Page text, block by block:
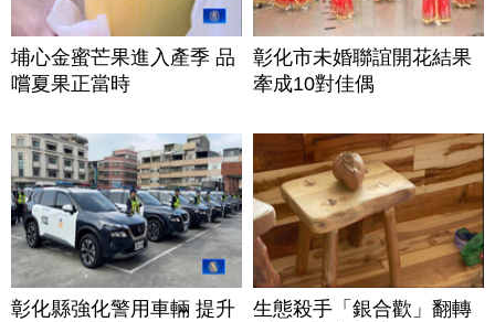
埔心金蜜芒果進入產季 品
嚐夏果正當時
彰化市未婚聯誼開花結果
牽成10對佳偶
彰化縣強化警用車輛 提升
生態殺手「銀合歡」翻轉